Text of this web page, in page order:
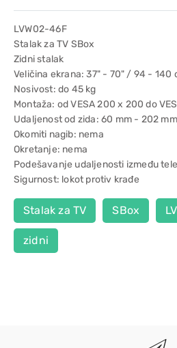
LVW02-46F
Stalak za TV SBox
Zidni stalak
Veličina ekrana: 37" - 70" / 94 - 140
Nosivost: do 45 kg
Montaža: od VESA 200 x 200 do
Udaljenost od zida: 60 mm - 202 mm
Okomiti nagib: nema
Okretanje: nema
Podešavanje udaljenosti između
Sigurnost: lokot protiv krađe
Stalak za TV SBox
zidni